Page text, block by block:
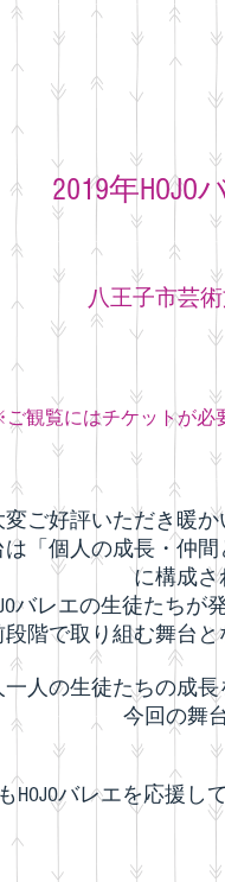
2019年
八王子市芸
観覧にはチケットが必
変ご好評いただき暖か
「個人の成長・仲
に構成さ
バレエの生徒たち
段階で取り組む舞台と
一人の生徒たちの成
今回の舞
HOJOバレエを応援